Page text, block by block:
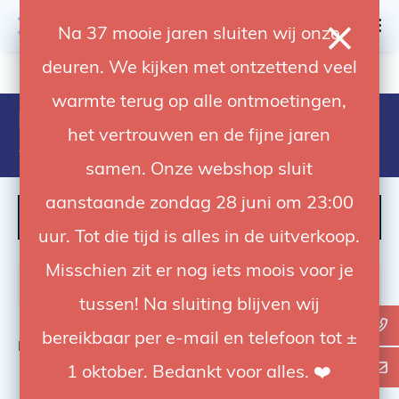
Na 37 mooie jaren sluiten wij onze
deuren. We kijken met ontzettend veel
warmte terug op alle ontmoetingen,
het vertrouwen en de fijne jaren
samen. Onze webshop sluit
aanstaande zondag 28 juni om 23:00
uur. Tot die tijd is alles in de uitverkoop.
Misschien zit er nog iets moois voor je
tussen! Na sluiting blijven wij
bereikbaar per e-mail en telefoon tot ±
1 oktober. Bedankt voor alles. ❤️
4.92 / 5 op trusted shops
Producten getagd met 2593-
522-030
Bekijk0 van de 0 producten